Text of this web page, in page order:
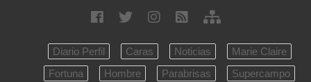
Diario Perfil Caras Noticias
Marie Claire
Fortuna
Hombre Parabrisas Supercampo